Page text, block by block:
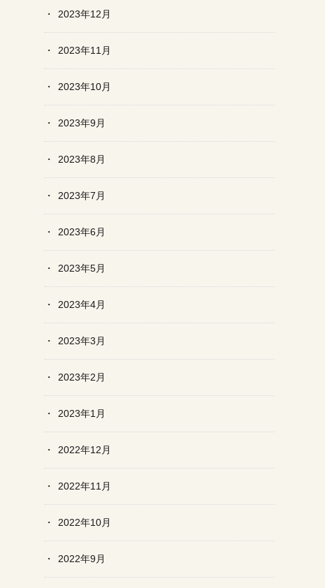
2023年12月
2023年11月
2023年10月
2023年9月
2023年8月
2023年7月
2023年6月
2023年5月
2023年4月
2023年3月
2023年2月
2023年1月
2022年12月
2022年11月
2022年10月
2022年9月